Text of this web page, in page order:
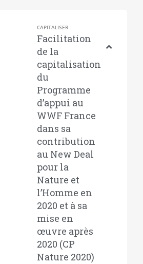
CAPITALISER
Facilitation
de la
capitalisation
du
Programme
d’appui au
WWF France
dans sa
contribution
au New Deal
pour la
Nature et
l’Homme en
2020 et à sa
mise en
œuvre après
2020 (CP
Nature 2020)